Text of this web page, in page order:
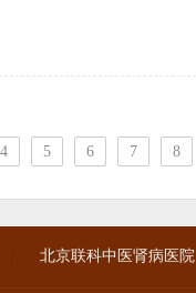
4 5 6 7 8
北京联科中医肾病医院